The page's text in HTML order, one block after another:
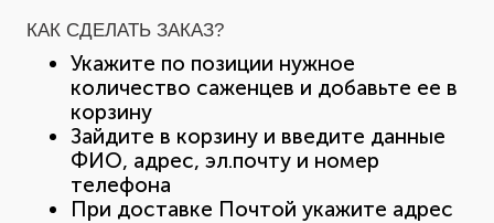
КАК СДЕЛАТЬ ЗАКАЗ?
Укажите по позиции нужное
количество саженцев и добавьте ее в
корзину
Зайдите в корзину и введите данные
ФИО, адрес, эл.почту и номер
телефона
При доставке Почтой укажите адрес